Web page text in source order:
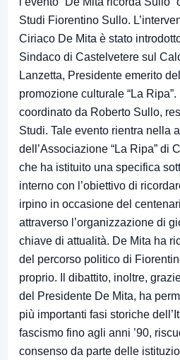
Studi Fiorentino Sullo.
Ciriaco De Mita è stato
Sindaco di Castelvetere sul
Lanzetta, Presidente emerito
promozione culturale “La Ripa”.
coordinato da Roberto Sullo,
Studi. Tale evento rientra nella
dell’Associazione “La Ripa” di
che ha istituito una specifica
interno con l’obiettivo di
irpino in occasione del
attraverso l’organizzazione di
chiave di attualità. De Mita ha
del percorso politico di
proprio. Il dibattito, inoltre,
del Presidente De Mita, ha
più importanti fasi storiche
fascismo fino agli anni ’90,
consenso da parte delle